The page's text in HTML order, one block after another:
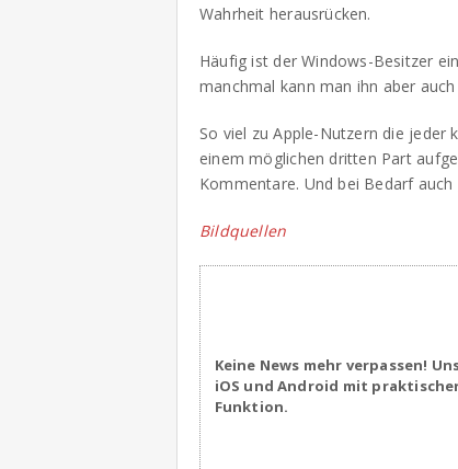
Wahrheit herausrücken.
Häufig ist der Windows-Besitzer
manchmal kann man ihn aber
So viel zu Apple-Nutzern die jeder
einem möglichen dritten Part
Kommentare. Und bei Bedarf
Bildquellen
Keine News mehr verpassen!
iOS und Android mit
Funktion.